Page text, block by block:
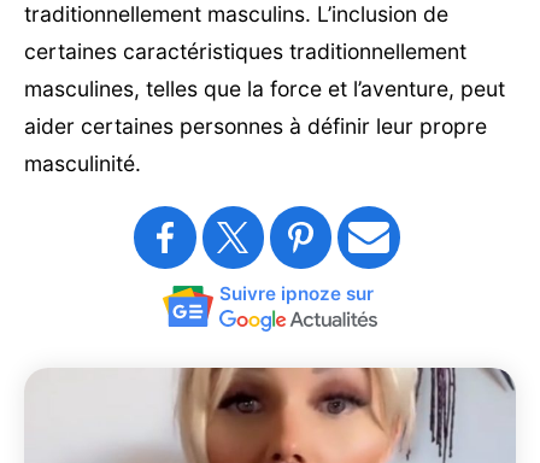
traditionnellement masculins. L’inclusion de
certaines caractéristiques traditionnellement
masculines, telles que la force et l’aventure, peut
aider certaines personnes à définir leur propre
masculinité.
Suivre ipnoze sur